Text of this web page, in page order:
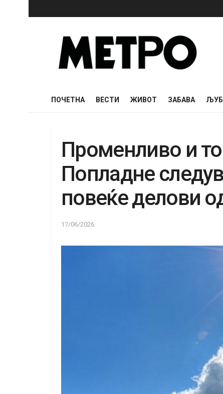
ПОЧЕТНА ВЕСТИ ЖИВОТ ЗАБАВА
Променливо и
Попладне
повеќе делови
17/06/2026